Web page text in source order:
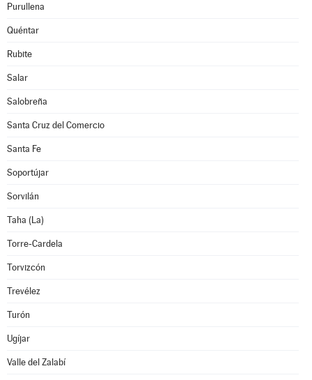
Purullena
Quéntar
Rubite
Salar
Salobreña
Santa Cruz del Comercio
Santa Fe
Soportújar
Sorvilán
Taha (La)
Torre-Cardela
Torvizcón
Trevélez
Turón
Ugíjar
Valle del Zalabí